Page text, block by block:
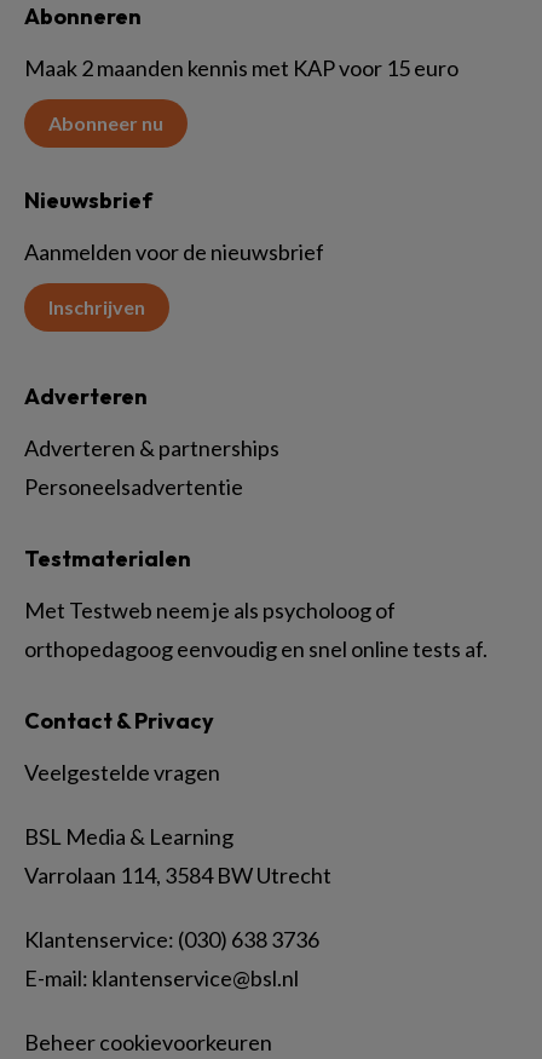
Abonneren
Maak 2 maanden kennis met KAP voor 15 euro
Abonneer nu
Nieuwsbrief
Aanmelden voor de nieuwsbrief
Inschrijven
Contact & Privacy
Veelgestelde vragen
BSL Media & Learning
Varrolaan 114, 3584 BW Utrecht
Klantenservice: (030) 638 3736
E-mail: klantenservice@bsl.nl
Beheer cookievoorkeuren
Testmaterialen
Met Testweb neem je als psycholoog of
orthopedagoog eenvoudig en snel online tests af.
Adverteren
Adverteren & partnerships
Personeelsadvertentie